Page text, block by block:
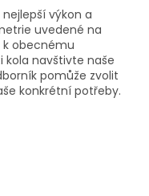
výkon a
uvedené na
k obecnému
kola navštivte naše
pomůže zvolit
konkrétní potřeby.